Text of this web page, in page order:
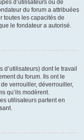
d’utilisateurs ou de
du forum a attribuées
toutes les capacités de
le fondateur a autorisé.
dont le travail
du forum. Ils ont le
verrouiller, déverrouiller,
qu’ils modèrent.
utilisateurs partent en